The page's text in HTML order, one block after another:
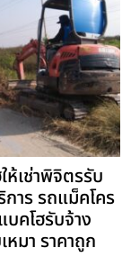
ห้เช่าพิจิตรรับ
าร รถแม็คโคร
บคโฮรับจ้าง
หมา ราคาถูก